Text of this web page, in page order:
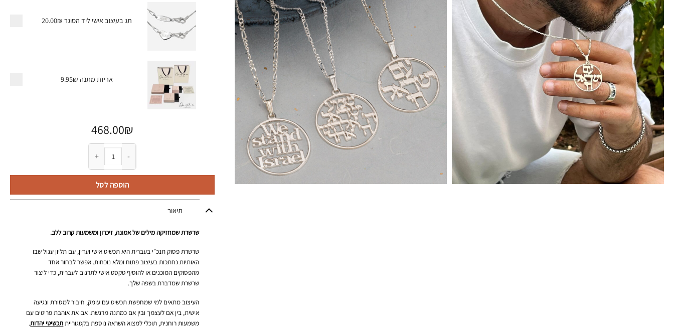
תג בעיצוב אישי ליד הסוגר 20.00₪
אריזת מתנה 9.95₪
468.00₪
כמות של שרשרת פסוק תנכ״י בעברית מכסף 925
הוספה לסל
תיאור
שרשרת שמחזיקה מילים של אמונה, זיכרון ומשמעות קרוב ללב.
שרשרת פסוק תנכ״י בעברית היא תכשיט אישי ועדין, עם תליון עגול שבו
האותיות נחתכות בעיצוב פתוח ומלא נוכחות. אפשר לבחור אחד
מהפסוקים המוכנים או להוסיף טקסט אישי לתרגום לעברית, כדי ליצור
שרשרת שמדברת בשפה שלך.
העיצוב מתאים למי שמחפשת תכשיט עם עומק, חיבור למסורת ונגיעה
אישית, בין אם לעצמך ובין אם כמתנה מרגשת. אם את אוהבת פריטים עם
משמעות רוחנית, תוכלי למצוא השראה נוספת בקטגורייתתכשיטי יהדות.